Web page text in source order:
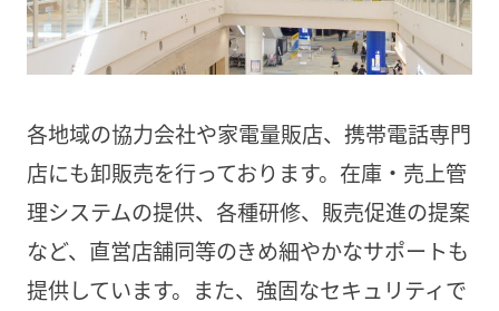
各地域の協力会社や家電量販店、携帯電話専門
店にも卸販売を行っております。在庫・売上管
理システムの提供、各種研修、販売促進の提案
など、直営店舗同等のきめ細やかなサポートも
提供しています。また、強固なセキュリティで